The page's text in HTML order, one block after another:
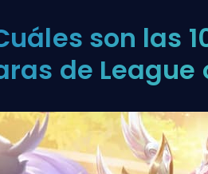
son las
de League